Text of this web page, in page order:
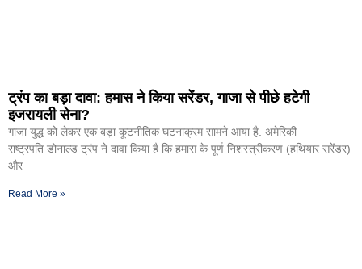
ट्रंप का बड़ा दावा: हमास ने किया सरेंडर, गाजा से पीछे हटेगी
इजरायली सेना?
गाजा युद्ध को लेकर एक बड़ा कूटनीतिक घटनाक्रम सामने आया है. अमेरिकी
राष्ट्रपति डोनाल्ड ट्रंप ने दावा किया है कि हमास के पूर्ण निशस्त्रीकरण (हथियार सरेंडर)
और
Read More »